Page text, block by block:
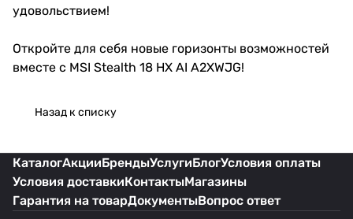
удовольствием!
Откройте для себя новые горизонты возможностей
вместе с MSI Stealth 18 HX AI A2XWJG!
Назад к списку
КаталогАкцииБрендыУслугиБлогУсловия оплаты
Условия доставкиКонтактыМагазины
Гарантия на товарДокументыВопрос ответ